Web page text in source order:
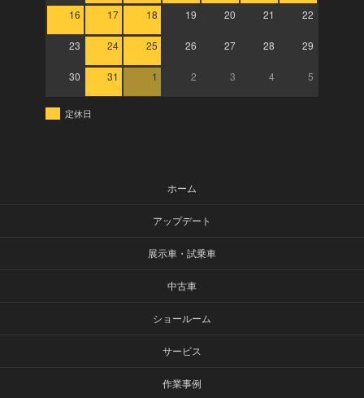
16 17 18 19 20 21 22
23 24 25 26 27 28 29
30 31 1 2 3 4 5
定休日
ホーム
アップデート
展示車・試乗車
中古車
ショールーム
サービス
作業事例